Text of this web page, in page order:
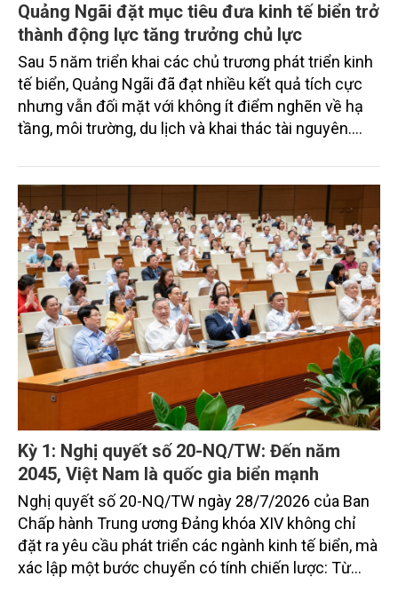
Quảng Ngãi đặt mục tiêu đưa kinh tế biển trở
thành động lực tăng trưởng chủ lực
Sau 5 năm triển khai các chủ trương phát triển kinh
tế biển, Quảng Ngãi đã đạt nhiều kết quả tích cực
nhưng vẫn đối mặt với không ít điểm nghẽn về hạ
tầng, môi trường, du lịch và khai thác tài nguyên.
đặt mục tiêu đưa kinh tế biển phát triển nhanh, bền
vững, trở thành động lực quan trọng thúc đẩy tăng
trưởng của tỉnh đến năm 2030, tầm nhìn đến năm
2045.
Kỳ 1: Nghị quyết số 20-NQ/TW: Đến năm
2045, Việt Nam là quốc gia biển mạnh
Nghị quyết số 20-NQ/TW ngày 28/7/2026 của Ban
Chấp hành Trung ương Đảng khóa XIV không chỉ
đặt ra yêu cầu phát triển các ngành kinh tế biển, mà
xác lập một bước chuyển có tính chiến lược: Từ